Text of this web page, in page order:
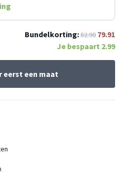
Bundelkorting:82.90 79.91
Je bespaart 2.99
eerst een maat